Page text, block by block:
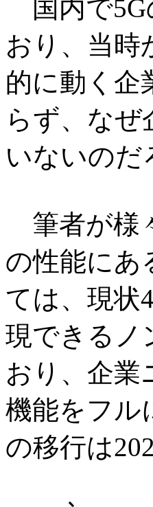
国内で5G
おり、当時
的に動く企
らず、なぜ
いないのだ
筆者が様
の性能にあ
ては、現状
現できるノ
おり、企業
機能をフル
の移行は